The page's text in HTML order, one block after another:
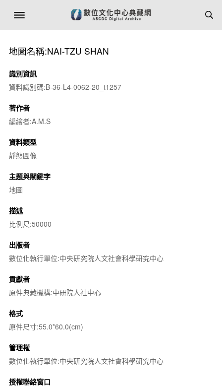
地圖名稱:NAI-TZU SHAN
識別資訊
資料識別碼:B-36-L4-0062-20_t1257
著作者
編繪者:A.M.S
資料類型
靜態圖像
主題與關鍵字
地圖
描述
比例尺:50000
出版者
數位化執行單位:中央研究院人文社會科學研究中心
貢獻者
原件典藏機構:中研院人社中心
格式
原件尺寸:55.0*60.0(cm)
管理權
數位化執行單位:中央研究院人文社會科學研究中心
授權聯絡窗口